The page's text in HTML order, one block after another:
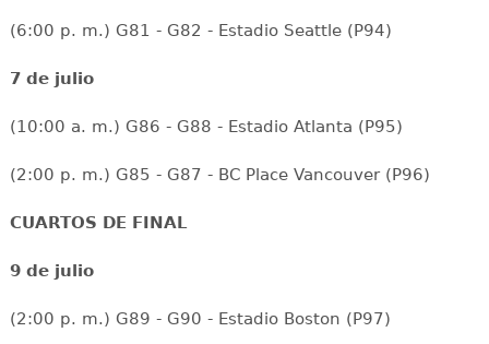
(6:00 p. m.) G81 - G82 - Estadio Seattle (P94)
7 de julio
(10:00 a. m.) G86 - G88 - Estadio Atlanta (P95)
(2:00 p. m.) G85 - G87 - BC Place Vancouver (P96)
CUARTOS DE FINAL
9 de julio
(2:00 p. m.) G89 - G90 - Estadio Boston (P97)